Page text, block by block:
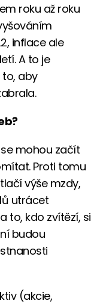
roku až roku
inflace ale
A to je
aby
mohou začít
Proti tomu
výše mzdy,
utrácet
to, kdo zvítězí, si
budou
(akcie,